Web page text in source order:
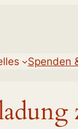
Spenden